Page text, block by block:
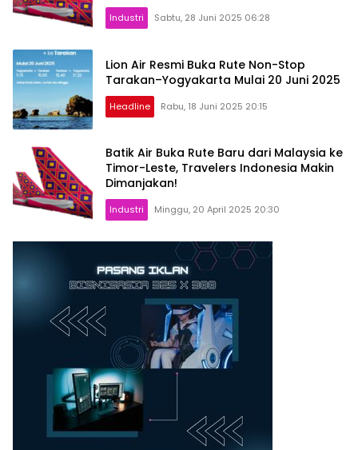
Industri Sabtu, 28 Juni 2025 06:28
Lion Air Resmi Buka Rute Non-Stop
Tarakan–Yogyakarta Mulai 20 Juni 2025
Headline Rabu, 18 Juni 2025 20:15
Batik Air Buka Rute Baru dari Malaysia ke
Timor-Leste, Travelers Indonesia Makin
Dimanjakan!
Industri Minggu, 20 April 2025 20:30